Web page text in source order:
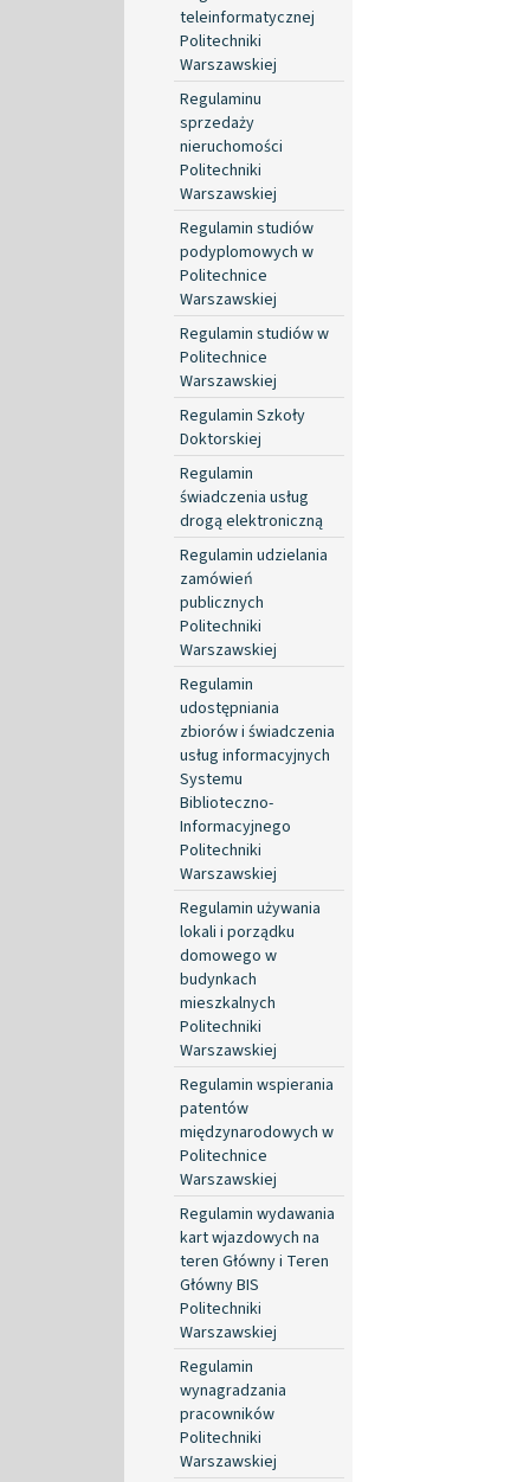
teleinformatycznej
Politechniki
Warszawskiej
Regulaminu
sprzedaży
nieruchomości
Politechniki
Warszawskiej
Regulamin studiów
podyplomowych w
Politechnice
Warszawskiej
Regulamin studiów w
Politechnice
Warszawskiej
Regulamin Szkoły
Doktorskiej
Regulamin
świadczenia usług
drogą elektroniczną
Regulamin udzielania
zamówień
publicznych
Politechniki
Warszawskiej
Regulamin
udostępniania
zbiorów i świadczenia
usług informacyjnych
Systemu
Biblioteczno-
Informacyjnego
Politechniki
Warszawskiej
Regulamin używania
lokali i porządku
domowego w
budynkach
mieszkalnych
Politechniki
Warszawskiej
Regulamin wspierania
patentów
międzynarodowych w
Politechnice
Warszawskiej
Regulamin wydawania
kart wjazdowych na
teren Główny i Teren
Główny BIS
Politechniki
Warszawskiej
Regulamin
wynagradzania
pracowników
Politechniki
Warszawskiej